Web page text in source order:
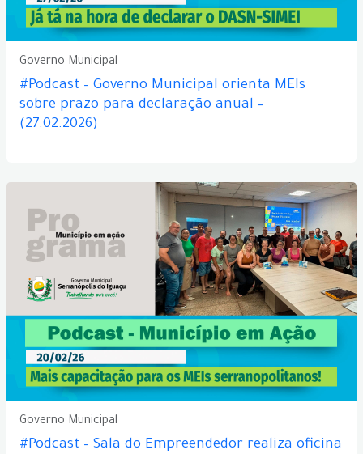
Governo Municipal
#Podcast – Governo Municipal orienta MEIs
sobre prazo para declaração anual –
(27.02.2026)
Governo Municipal
#Podcast – Sala do Empreendedor realiza oficina